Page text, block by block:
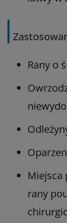
Rany o
Miejsca
rany